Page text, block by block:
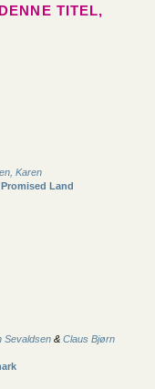
TITEL,
Karen
Land
Sevaldsen & Claus Bjørn